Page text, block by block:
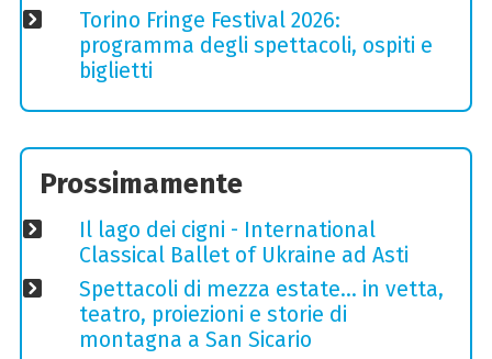
Torino Fringe Festival 2026:
programma degli spettacoli, ospiti e
biglietti
Prossimamente
Il lago dei cigni - International
Classical Ballet of Ukraine ad Asti
Spettacoli di mezza estate… in vetta,
teatro, proiezioni e storie di
montagna a San Sicario